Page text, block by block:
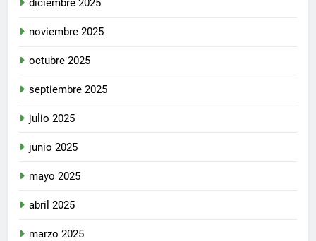
diciembre 2025
noviembre 2025
octubre 2025
septiembre 2025
julio 2025
junio 2025
mayo 2025
abril 2025
marzo 2025